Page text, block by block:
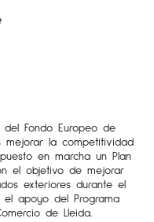
Fondo Europeo de
mejorar la competitividad
en marcha un Plan
el objetivo de mejorar
exteriores durante el
el apoyo del Programa
de Lleida.